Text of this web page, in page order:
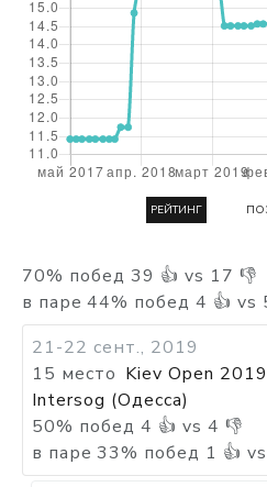
70% побед 39 👍 vs 17 👎
в паре 44% побед 4 👍 vs
21-22 сент., 2019
15 место Kiev Open 2019
Intersog (Одесса)
50% побед 4 👍 vs 4 👎
в паре 33% побед 1 👍 vs
РЕЙТИНГ